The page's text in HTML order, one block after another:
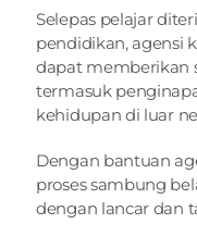
Selepas pelajar
pendidikan, agensi
dapat memberikan
termasuk
kehidupan di luar
Dengan bantuan
proses sambung
dengan lancar dan